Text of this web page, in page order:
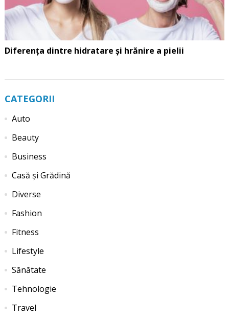
Diferența dintre hidratare și hrănire a pielii
CATEGORII
Auto
Beauty
Business
Casă și Grădină
Diverse
Fashion
Fitness
Lifestyle
Sănătate
Tehnologie
Travel